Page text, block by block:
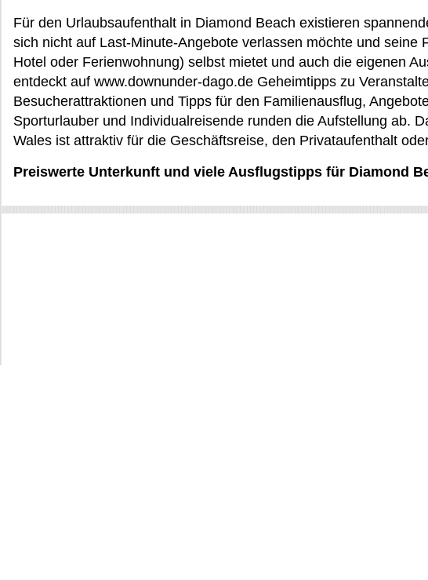
Für den Urlaubsaufenthalt in Diamond Beach existieren
sich nicht auf Last-Minute-Angebote verlassen möchte und seine
Hotel oder Ferienwohnung) selbst mietet und auch die eigenen
entdeckt auf www.downunder-dago.de Geheimtipps zu
Besucherattraktionen und Tipps für den Familienausflug,
Sporturlauber und Individualreisende runden die Aufstellung ab.
Wales ist attraktiv für die Geschäftsreise, den Privataufenthalt
Preiswerte Unterkunft und viele Ausflugstipps für Diamond